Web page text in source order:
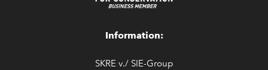
Information:
SKRE v./ SIE-Group